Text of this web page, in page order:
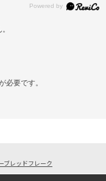
必要です。
レッドフレーク